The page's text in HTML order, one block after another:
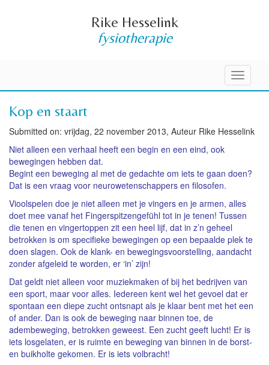
Rike Hesselink
fysiotherapie
Toggle
Kop en staart
Submitted on: vrijdag, 22 november 2013, Auteur Rike Hesselink
Niet alleen een verhaal heeft een begin en een eind, ook
bewegingen hebben dat.
Begint een beweging al met de gedachte om iets te gaan doen?
Dat is een vraag voor neurowetenschappers en filosofen.
Vioolspelen doe je niet alleen met je vingers en je armen, alles
doet mee vanaf het Fingerspitzengefühl tot in je tenen! Tussen
die tenen en vingertoppen zit een heel lijf, dat in z’n geheel
betrokken is om specifieke bewegingen op een bepaalde plek te
doen slagen. Ook de klank- en bewegingsvoorstelling, aandacht
zonder afgeleid te worden, er ‘in’ zijn!
Dat geldt niet alleen voor muziekmaken of bij het bedrijven van
een sport, maar voor alles. Iedereen kent wel het gevoel dat er
spontaan een diepe zucht ontsnapt als je klaar bent met het een
of ander. Dan is ook de beweging naar binnen toe, de
adembeweging, betrokken geweest. Een zucht geeft lucht! Er is
iets losgelaten, er is ruimte en beweging van binnen in de borst-
en buikholte gekomen. Er is iets volbracht!